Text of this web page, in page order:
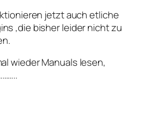
jetzt auch etliche
,die bisher leider nicht zu
wieder Manuals lesen,